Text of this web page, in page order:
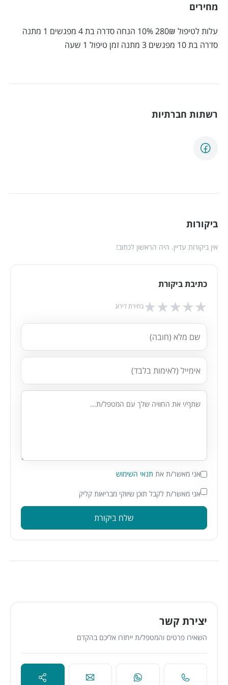
מחירים
עלות לטיפול 280₪ 10% הנחה סדרה בת 4 מפגשים 1 מתנה
סדרה בת 10 מפגשים 3 מתנה זמן טיפול 1 שעה
רשתות חברתיות
ביקורות
אין ביקורות עדיין. היה הראשון לכתוב!
כתיבת ביקורת
★★★★★ בחירת דירוג
אני מאשר/ת את תנאי השימוש
אני מאשר/ת לקבל תוכן שיווקי מבריאות קליק
שלח ביקורת
יצירת קשר
השאירו פרטים והמטפל/ת ייחזרו אליכם בהקדם